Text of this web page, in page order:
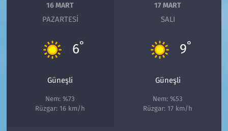
16 MART
PAZARTESI
6°
Güneşli
Nem: %73
Rüzgar: 16 km/h
17 MART
SALI
9°
Güneşli
Nem: %53
Rüzgar: 17 km/h